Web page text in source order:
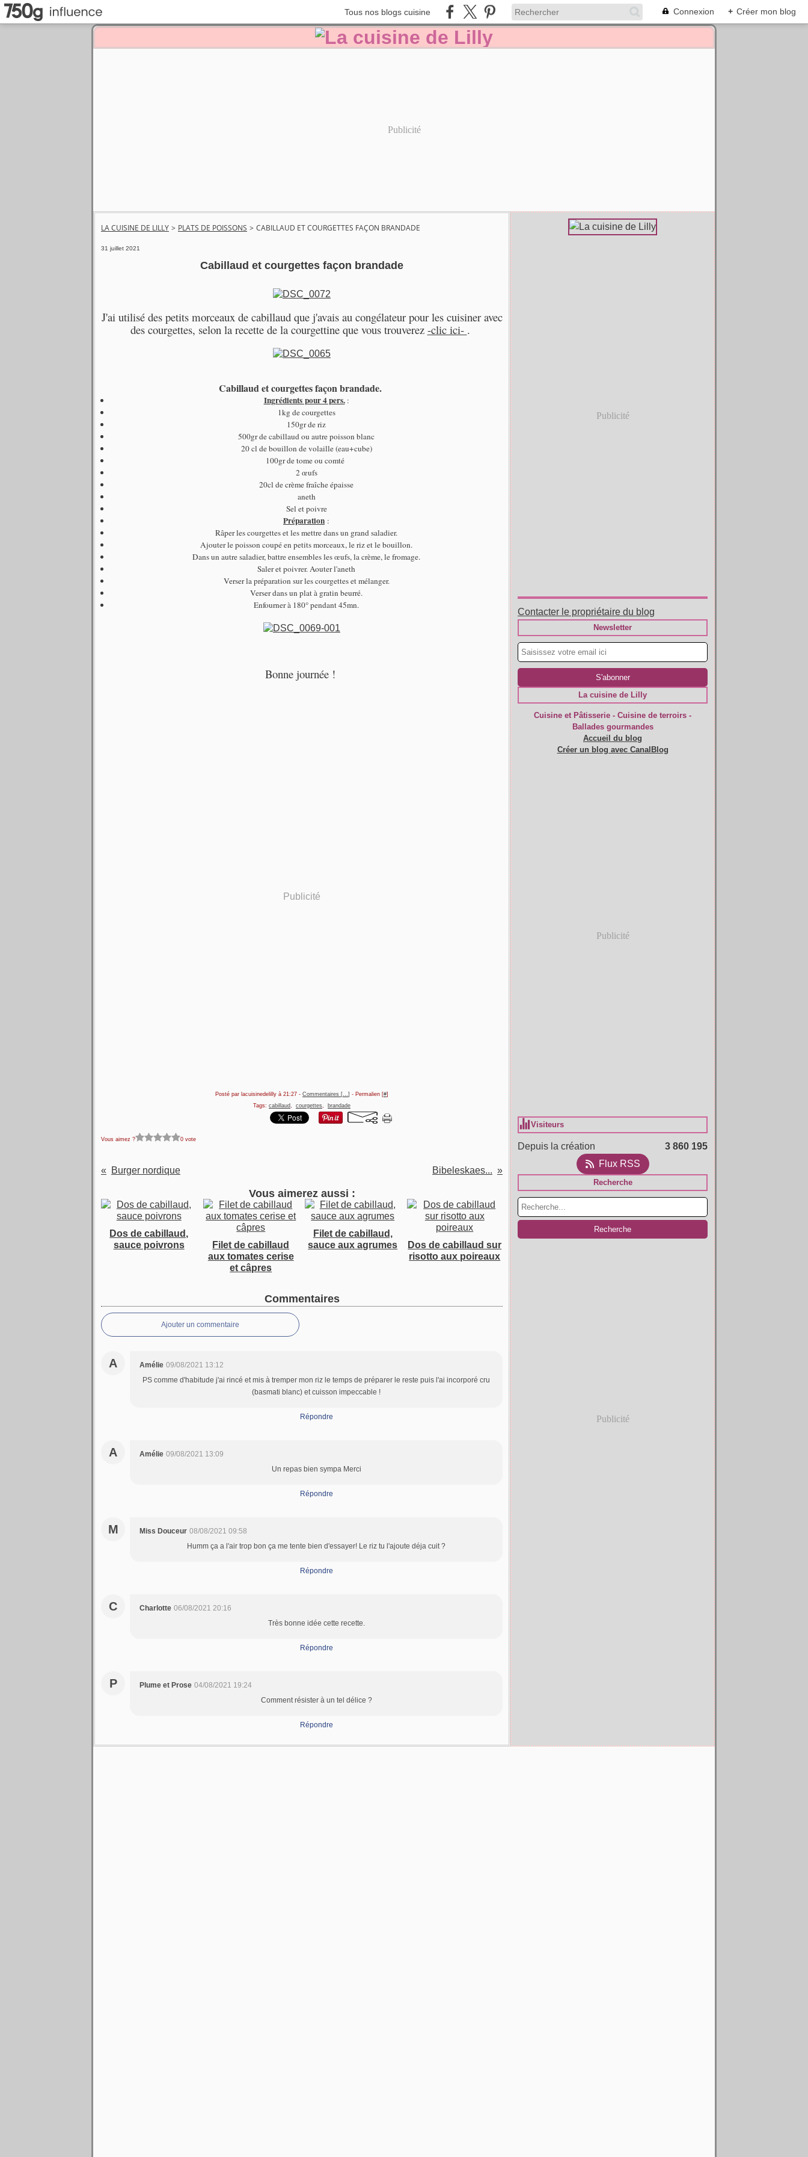
Tous nos blogs cuisine Connexion + Créer mon blog
Publicité
LA CUISINE DE LILLY > PLATS DE POISSONS > CABILLAUD ET COURGETTES FAÇON BRANDADE
31 juillet 2021
Cabillaud et courgettes façon brandade
J'ai utilisé des petits morceaux de cabillaud que j'avais au congélateur pour les cuisiner avec
des courgettes, selon la recette de la courgettine que vous trouverez -clic ici- .
Cabillaud et courgettes façon brandade.
Ingrédients pour 4 pers.:
1kg de courgettes
150gr de riz
500gr de cabillaud ou autre poisson blanc
20 cl de bouillon de volaille (eau+cube)
100gr de tome ou comté
2 œufs
20cl de crème fraîche épaisse
aneth
Sel et poivre
Préparation :
Râper les courgettes et les mettre dans un grand saladier.
Ajouter le poisson coupé en petits morceaux, le riz et le bouillon.
Dans un autre saladier, battre ensembles les œufs, la crème, le fromage.
Saler et poivrer. Aouter l'aneth
Verser la préparation sur les courgettes et mélanger.
Verser dans un plat à gratin beurré.
Enfourner à 180° pendant 45mn.
Bonne journée !
Publicité
Posté par lacuisinedelilly à 21:27 - Commentaires […] - Permalien [#]
Tags: cabillaud, courgettes, brandade
Vous aimez ? 0 vote
Burger nordique Bibeleskaes...
Vous aimerez aussi :
Dos de cabillaud,
sauce poivrons
Filet de cabillaud
aux tomates cerise
et câpres
Filet de cabillaud,
sauce aux agrumes
Dos de cabillaud sur
risotto aux poireaux
Commentaires
Ajouter un commentaire
A Amélie 09/08/2021 13:12
PS comme d'habitude j'ai rincé et mis à tremper mon riz le temps de préparer le reste puis l'ai incorporé cru
(basmati blanc) et cuisson impeccable !
Répondre
A Amélie 09/08/2021 13:09
Un repas bien sympa Merci
Répondre
M Miss Douceur 08/08/2021 09:58
Humm ça a l'air trop bon ça me tente bien d'essayer! Le riz tu l'ajoute déja cuit ?
Répondre
C Charlotte 06/08/2021 20:16
Très bonne idée cette recette.
Répondre
P Plume et Prose 04/08/2021 19:24
Comment résister à un tel délice ?
Répondre
Publicité
Contacter le propriétaire du blog
Newsletter
La cuisine de Lilly
Cuisine et Pâtisserie - Cuisine de terroirs -
Ballades gourmandes
Accueil du blog
Créer un blog avec CanalBlog
Publicité
Visiteurs
Depuis la création
3 860 195
Flux RSS
Recherche
Publicité